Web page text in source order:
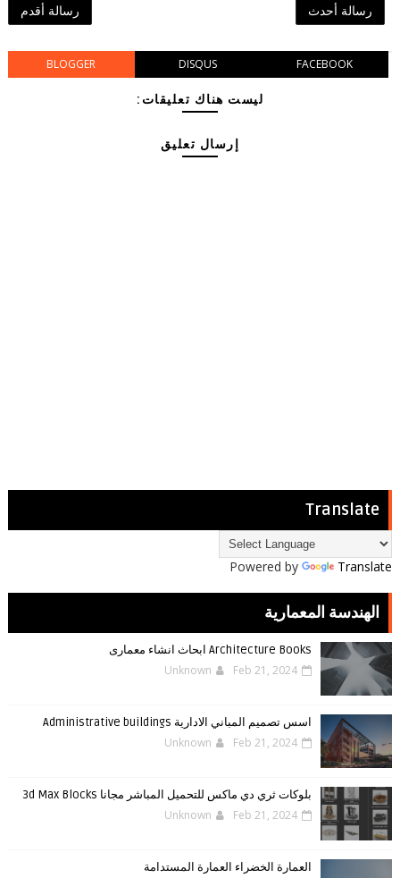
رسالة أحدث رسالة أقدم
BLOGGER DISQUS FACEBOOK
ليست هناك تعليقات:
إرسال تعليق
Translate
Powered by Translate
الهندسة المعمارية
Architecture Books ابحاث انشاء معمارى
Unknown Feb 21, 2024
اسس تصميم المباني الادارية Administrative buildings
Unknown Feb 21, 2024
بلوكات ثري دي ماكس للتحميل المباشر مجانا 3d Max Blocks
Unknown Feb 21, 2024
العمارة الخضراء العمارة المستدامة